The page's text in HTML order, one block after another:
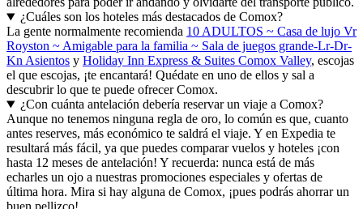
¿Cuáles son los hoteles más destacados de Comox?
La gente normalmente recomienda 10 ADULTOS ~ Casa de lujo Vr
Royston ~ Amigable para la familia ~ Sala de juegos grande-Lr-Dr-
Kn Asientos y Holiday Inn Express & Suites Comox Valley, escojas
el que escojas, ¡te encantará! Quédate en uno de ellos y sal a
descubrir lo que te puede ofrecer Comox.
¿Con cuánta antelación debería reservar un viaje a Comox?
Aunque no tenemos ninguna regla de oro, lo común es que, cuanto
antes reserves, más económico te saldrá el viaje. Y en Expedia te
resultará más fácil, ya que puedes comparar vuelos y hoteles ¡con
hasta 12 meses de antelación! Y recuerda: nunca está de más
echarles un ojo a nuestras promociones especiales y ofertas de
última hora. Mira si hay alguna de Comox, ¡pues podrás ahorrar un